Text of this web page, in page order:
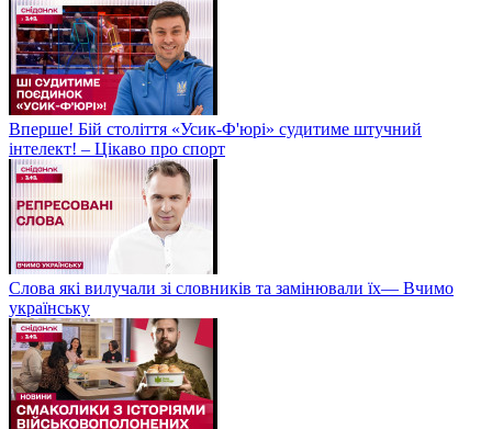
Вперше! Бій століття «Усик-Ф'юрі» судитиме штучний
інтелект! – Цікаво про спорт
Слова які вилучали зі словників та замінювали їх— Вчимо
українську